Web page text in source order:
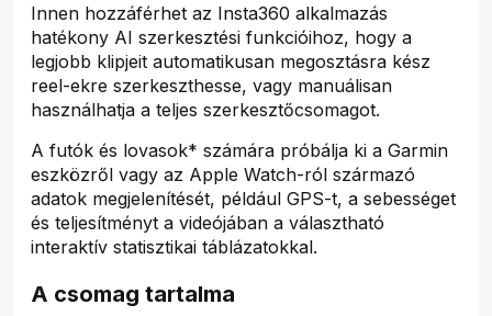
Innen hozzáférhet az Insta360 alkalmazás
hatékony AI szerkesztési funkcióihoz, hogy a
legjobb klipjeit automatikusan megosztásra kész
reel-ekre szerkeszthesse, vagy manuálisan
használhatja a teljes szerkesztőcsomagot.
A futók és lovasok* számára próbálja ki a Garmin
eszközről vagy az Apple Watch-ról származó
adatok megjelenítését, például GPS-t, a sebességet
és teljesítményt a videójában a választható
interaktív statisztikai táblázatokkal.
A csomag tartalma